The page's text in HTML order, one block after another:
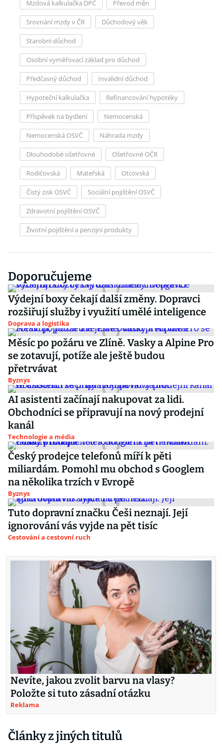
Mzdová kalkulačka DPČ Převod měn
Srovnání mzdy v ČR Důchodový věk
Starobní důchod
Osobní vyměřovací základ pro důchod
Předčasný důchod Invalidní důchod
Hypoteční kalkulačka Refinancování hypotéky
Příspěvek na bydlení Nemocenská
Nemocenská OSVČ Náhrada mzdy
Dlouhodobé ošetřovné Ošetřovné OČR
Rodičovská Mateřská Otcovská
Čistý zisk OSVČ Sociální pojištění OSVČ
Zdravotní pojištění OSVČ
Životní pojištění a penzijní produkty
Doporučujeme
Výdejní boxy čekají další změny. Dopravci
rozšiřují služby i využití umělé inteligence
Doprava a logistika
Měsíc po požáru ve Zlíně. Vasky a Alpine Pro
se zotavují, potíže ale ještě budou
přetrvávat
Byznys
AI asistenti začínají nakupovat za lidi.
Obchodníci se připravují na nový prodejní
kanál
Technologie a média
Český prodejce telefonů míří k pěti
miliardám. Pomohl mu obchod s Googlem
na několika trzích v Evropě
Byznys
Tuto dopravní značku Češi neznají. Její
ignorování vás vyjde na pět tisíc
Cestování a cestovní ruch
Nevíte, jakou zvolit barvu na vlasy?
Položte si tuto zásadní otázku
Reklama
Články z jiných titulů